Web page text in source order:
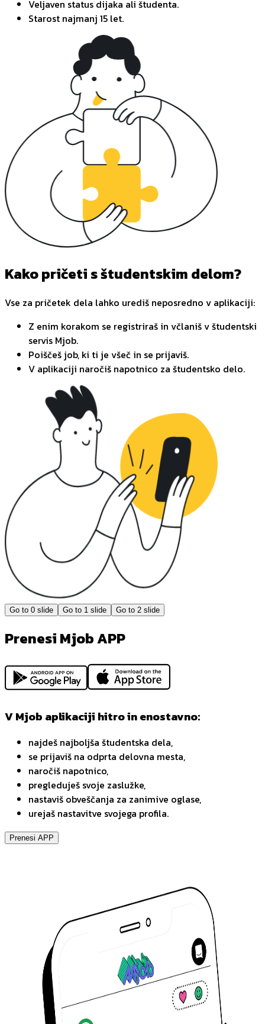
Veljaven status dijaka ali študenta.
Starost najmanj 15 let.
Kako pričeti s študentskim delom?
Vse za pričetek dela lahko urediš neposredno v aplikaciji:
Z enim korakom se registriraš in včlaniš v študentski
servis Mjob.
Poiščeš job, ki ti je všeč in se prijaviš.
V aplikaciji naročiš napotnico za študentsko delo.
Go to 0 slide Go to 1 slide Go to 2 slide
Prenesi Mjob APP
V Mjob aplikaciji hitro in enostavno:
najdeš najboljša študentska dela,
se prijaviš na odprta delovna mesta,
naročiš napotnico,
pregleduješ svoje zaslužke,
nastaviš obveščanja za zanimive oglase,
urejaš nastavitve svojega profila.
Prenesi APP